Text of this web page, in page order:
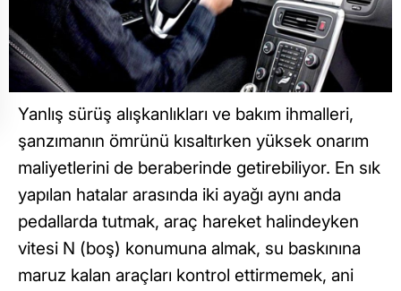
Yanlış sürüş alışkanlıkları ve bakım ihmalleri,
şanzımanın ömrünü kısaltırken yüksek onarım
maliyetlerini de beraberinde getirebiliyor. En sık
yapılan hatalar arasında iki ayağı aynı anda
pedallarda tutmak, araç hareket halindeyken
vitesi N (boş) konumuna almak, su baskınına
maruz kalan araçları kontrol ettirmemek, ani